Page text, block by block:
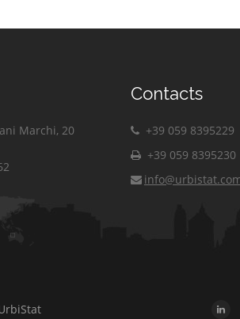
Marchi, 20
Contacts
+39 059 8395229
+39 059 8395230